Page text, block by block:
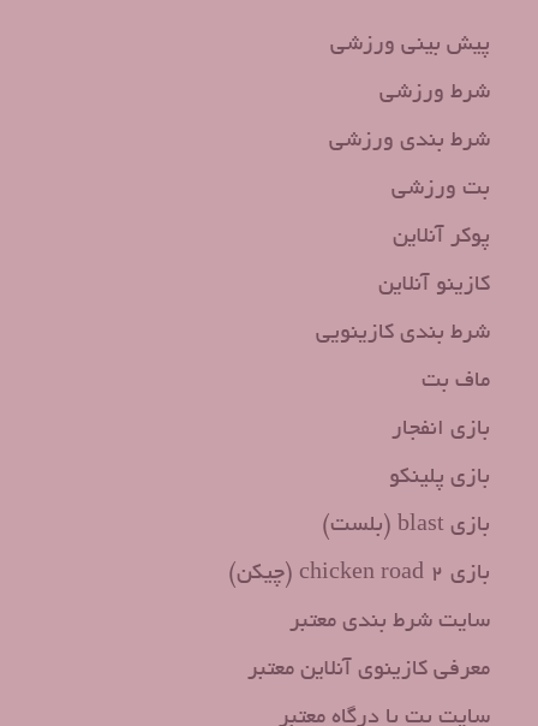
پیش بینی ورزشی
شرط ورزشی
شرط بندی ورزشی
بت ورزشی
پوکر آنلاین
کازینو آنلاین
شرط بندی کازینویی
ماف بت
بازی انفجار
بازی پلینکو
بازی blast (بلست)
بازی chicken road 2 (چیکن)
سایت شرط بندی معتبر
معرفی کازینوی آنلاین معتبر
سایت بت با درگاه معتبر